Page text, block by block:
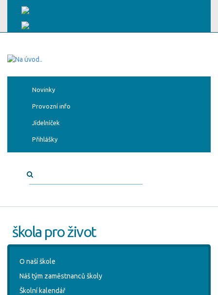
Novinky
Provozní info
Jídelníček
Přihlášky
škola pro život
O naší škole
Náš tým zaměstnanců školy
Školní kalendář